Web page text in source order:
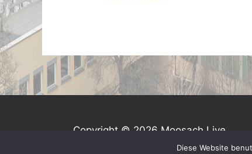
Infotreff
für
Copyright © 2026 Moosach Live
Diese Website